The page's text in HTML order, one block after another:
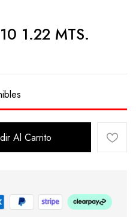
1.22 MTS.
Al Carrito